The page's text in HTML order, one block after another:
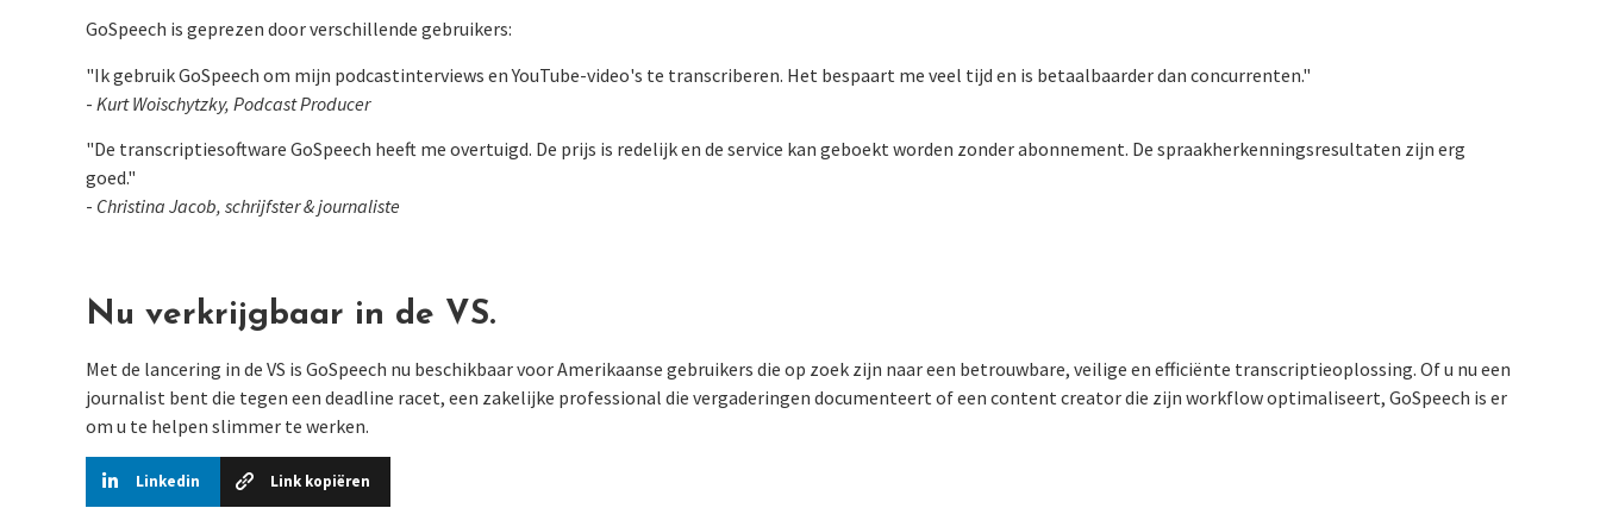
GoSpeech is geprezen door verschillende gebruikers:
"Ik gebruik GoSpeech om mijn podcastinterviews en YouTube-video's te transcriberen. Het bespaart me veel tijd en is betaalbaarder dan concurrenten."
- Kurt Woischytzky, Podcast Producer
"De transcriptiesoftware GoSpeech heeft me overtuigd. De prijs is redelijk en de service kan geboekt worden zonder abonnement. De spraakherkenningsresultaten zijn erg
goed."
- Christina Jacob, schrijfster & journaliste
Nu verkrijgbaar in de VS.
Met de lancering in de VS is GoSpeech nu beschikbaar voor Amerikaanse gebruikers die op zoek zijn naar een betrouwbare, veilige en efficiënte transcriptieoplossing. Of u nu een
journalist bent die tegen een deadline racet, een zakelijke professional die vergaderingen documenteert of een content creator die zijn workflow optimaliseert, GoSpeech is er
om u te helpen slimmer te werken.
Linkedin Link kopiëren